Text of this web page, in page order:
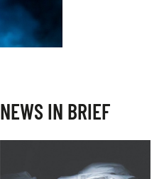
NEWS IN BRIEF